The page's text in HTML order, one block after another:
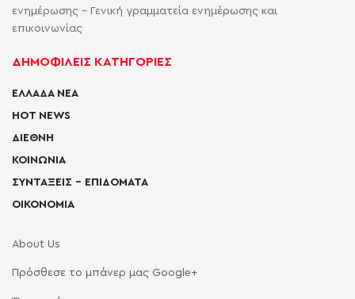
ενημέρωσης - Γενική γραμματεία ενημέρωσης και
επικοινωνίας
ΔΗΜΟΦΙΛΕΙΣ ΚΑΤΗΓΟΡΙΕΣ
ΕΛΛΑΔΑ ΝΕΑ
HOT NEWS
ΔΙΕΘΝΗ
ΚΟΙΝΩΝΙΑ
ΣΥΝΤΑΞΕΙΣ – ΕΠΙΔΟΜΑΤΑ
ΟΙΚΟΝΟΜΙΑ
About Us
Πρόσθεσε το μπάνερ μας Google+